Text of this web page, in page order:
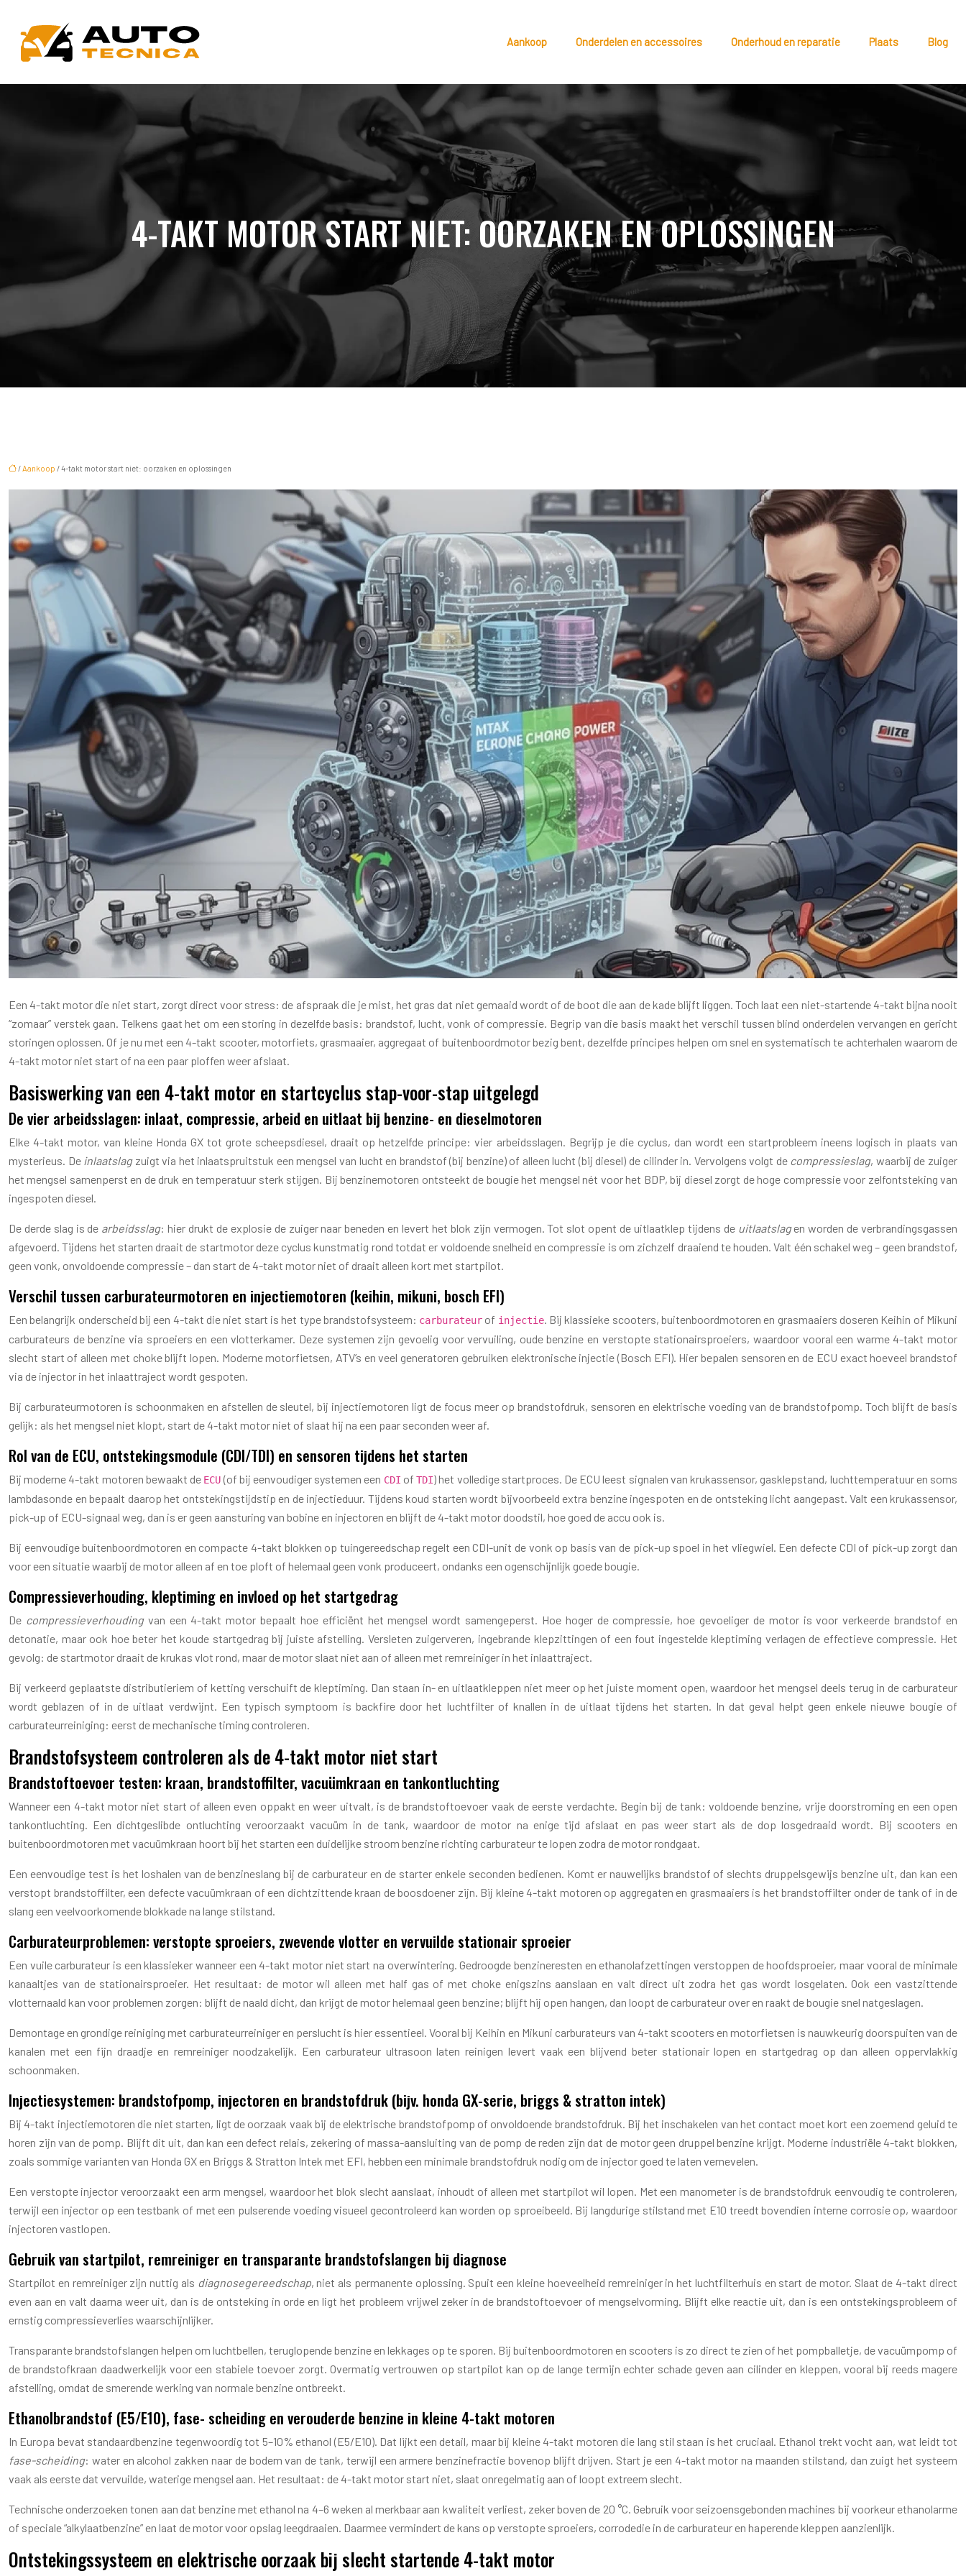
Aankoop Onderdelen en accessoires Onderhoud en reparatie Plaats Blog
4-TAKT MOTOR START NIET: OORZAKEN EN OPLOSSINGEN
/Aankoop / 4-takt motor start niet: oorzaken en oplossingen
Een 4-takt motor die niet start, zorgt direct voor stress: de afspraak die je mist, het gras dat niet gemaaid wordt of de boot die aan de kade blijft liggen. Toch laat een niet-startende 4-takt bijna nooit
“zomaar” verstek gaan. Telkens gaat het om een storing in dezelfde basis: brandstof, lucht, vonk of compressie. Begrip van die basis maakt het verschil tussen blind onderdelen vervangen en gericht
storingen oplossen. Of je nu met een 4-takt scooter, motorfiets, grasmaaier, aggregaat of buitenboordmotor bezig bent, dezelfde principes helpen om snel en systematisch te achterhalen waarom de
4-takt motor niet start of na een paar ploffen weer afslaat.
Basiswerking van een 4-takt motor en startcyclus stap-voor-stap uitgelegd
De vier arbeidsslagen: inlaat, compressie, arbeid en uitlaat bij benzine- en dieselmotoren
Elke 4-takt motor, van kleine Honda GX tot grote scheepsdiesel, draait op hetzelfde principe: vier arbeidsslagen. Begrijp je die cyclus, dan wordt een startprobleem ineens logisch in plaats van
mysterieus. De inlaatslagzuigt via het inlaatspruitstuk een mengsel van lucht en brandstof (bij benzine) of alleen lucht (bij diesel) de cilinder in. Vervolgens volgt de compressieslag, waarbij de zuiger
het mengsel samenperst en de druk en temperatuur sterk stijgen. Bij benzinemotoren ontsteekt de bougie het mengsel nét voor het BDP, bij diesel zorgt de hoge compressie voor zelfontsteking van
ingespoten diesel.
De derde slag is de arbeidsslag: hier drukt de explosie de zuiger naar beneden en levert het blok zijn vermogen. Tot slot opent de uitlaatklep tijdens de uitlaatslagen worden de verbrandingsgassen
afgevoerd. Tijdens het starten draait de startmotor deze cyclus kunstmatig rond totdat er voldoende snelheid en compressie is om zichzelf draaiend te houden. Valt één schakel weg – geen brandstof,
geen vonk, onvoldoende compressie – dan start de 4-takt motor niet of draait alleen kort met startpilot.
Verschil tussen carburateurmotoren en injectiemotoren (keihin, mikuni, bosch EFI)
Een belangrijk onderscheid bij een 4-takt die niet start is het type brandstofsysteem: carburateur of injectie. Bij klassieke scooters, buitenboordmotoren en grasmaaiers doseren Keihin of Mikuni
carburateurs de benzine via sproeiers en een vlotterkamer. Deze systemen zijn gevoelig voor vervuiling, oude benzine en verstopte stationairsproeiers, waardoor vooral een warme 4-takt motor
slecht start of alleen met choke blijft lopen. Moderne motorfietsen, ATV’s en veel generatoren gebruiken elektronische injectie (Bosch EFI). Hier bepalen sensoren en de ECU exact hoeveel brandstof
via de injector in het inlaattraject wordt gespoten.
Bij carburateurmotoren is schoonmaken en afstellen de sleutel, bij injectiemotoren ligt de focus meer op brandstofdruk, sensoren en elektrische voeding van de brandstofpomp. Toch blijft de basis
gelijk: als het mengsel niet klopt, start de 4-takt motor niet of slaat hij na een paar seconden weer af.
Rol van de ECU, ontstekingsmodule (CDI/TDI) en sensoren tijdens het starten
Bij moderne 4-takt motoren bewaakt de ECU (of bij eenvoudiger systemen een CDI ofTDI) het volledige startproces. De ECU leest signalen van krukassensor, gasklepstand, luchttemperatuur en soms
lambdasonde en bepaalt daarop het ontstekingstijdstip en de injectieduur. Tijdens koud starten wordt bijvoorbeeld extra benzine ingespoten en de ontsteking licht aangepast. Valt een krukassensor,
pick-up of ECU-signaal weg, dan is er geen aansturing van bobine en injectoren en blijft de 4-takt motor doodstil, hoe goed de accu ook is.
Bij eenvoudige buitenboordmotoren en compacte 4-takt blokken op tuingereedschap regelt een CDI-unit de vonk op basis van de pick-up spoel in het vliegwiel. Een defecte CDI of pick-up zorgt dan
voor een situatie waarbij de motor alleen af en toe ploft of helemaal geen vonk produceert, ondanks een ogenschijnlijk goede bougie.
Compressieverhouding, kleptiming en invloed op het startgedrag
De compressieverhoudingvan een 4-takt motor bepaalt hoe efficiënt het mengsel wordt samengeperst. Hoe hoger de compressie, hoe gevoeliger de motor is voor verkeerde brandstof en
detonatie, maar ook hoe beter het koude startgedrag bij juiste afstelling. Versleten zuigerveren, ingebrande klepzittingen of een fout ingestelde kleptiming verlagen de effectieve compressie. Het
gevolg: de startmotor draait de krukas vlot rond, maar de motor slaat niet aan of alleen met remreiniger in het inlaattraject.
Bij verkeerd geplaatste distributieriem of ketting verschuift de kleptiming. Dan staan in- en uitlaatkleppen niet meer op het juiste moment open, waardoor het mengsel deels terug in de carburateur
wordt geblazen of in de uitlaat verdwijnt. Een typisch symptoom is backfire door het luchtfilter of knallen in de uitlaat tijdens het starten. In dat geval helpt geen enkele nieuwe bougie of
carburateurreiniging: eerst de mechanische timing controleren.
Brandstofsysteem controleren als de 4-takt motor niet start
Brandstoftoevoer testen: kraan, brandstoffilter, vacuümkraan en tankontluchting
Wanneer een 4-takt motor niet start of alleen even oppakt en weer uitvalt, is de brandstoftoevoer vaak de eerste verdachte. Begin bij de tank: voldoende benzine, vrije doorstroming en een open
tankontluchting. Een dichtgeslibde ontluchting veroorzaakt vacuüm in de tank, waardoor de motor na enige tijd afslaat en pas weer start als de dop losgedraaid wordt. Bij scooters en
buitenboordmotoren met vacuümkraan hoort bij het starten een duidelijke stroom benzine richting carburateur te lopen zodra de motor rondgaat.
Een eenvoudige test is het loshalen van de benzineslang bij de carburateur en de starter enkele seconden bedienen. Komt er nauwelijks brandstof of slechts druppelsgewijs benzine uit, dan kan een
verstopt brandstoffilter, een defecte vacuümkraan of een dichtzittende kraan de boosdoener zijn. Bij kleine 4-takt motoren op aggregaten en grasmaaiers is het brandstoffilter onder de tank of in de
slang een veelvoorkomende blokkade na lange stilstand.
Carburateurproblemen: verstopte sproeiers, zwevende vlotter en vervuilde stationair sproeier
Een vuile carburateur is een klassieker wanneer een 4-takt motor niet start na overwintering. Gedroogde benzineresten en ethanolafzettingen verstoppen de hoofdsproeier, maar vooral de minimale
kanaaltjes van de stationairsproeier. Het resultaat: de motor wil alleen met half gas of met choke enigszins aanslaan en valt direct uit zodra het gas wordt losgelaten. Ook een vastzittende
vlotternaald kan voor problemen zorgen: blijft de naald dicht, dan krijgt de motor helemaal geen benzine; blijft hij open hangen, dan loopt de carburateur over en raakt de bougie snel natgeslagen.
Demontage en grondige reiniging met carburateurreiniger en perslucht is hier essentieel. Vooral bij Keihin en Mikuni carburateurs van 4-takt scooters en motorfietsen is nauwkeurig doorspuiten van de
kanalen met een fijn draadje en remreiniger noodzakelijk. Een carburateur ultrasoon laten reinigen levert vaak een blijvend beter stationair lopen en startgedrag op dan alleen oppervlakkig
schoonmaken.
Injectiesystemen: brandstofpomp, injectoren en brandstofdruk (bijv. honda GX-serie, briggs & stratton intek)
Bij 4-takt injectiemotoren die niet starten, ligt de oorzaak vaak bij de elektrische brandstofpomp of onvoldoende brandstofdruk. Bij het inschakelen van het contact moet kort een zoemend geluid te
horen zijn van de pomp. Blijft dit uit, dan kan een defect relais, zekering of massa-aansluiting van de pomp de reden zijn dat de motor geen druppel benzine krijgt. Moderne industriële 4-takt blokken,
zoals sommige varianten van Honda GX en Briggs & Stratton Intek met EFI, hebben een minimale brandstofdruk nodig om de injector goed te laten vernevelen.
Een verstopte injector veroorzaakt een arm mengsel, waardoor het blok slecht aanslaat, inhoudt of alleen met startpilot wil lopen. Met een manometer is de brandstofdruk eenvoudig te controleren,
terwijl een injector op een testbank of met een pulserende voeding visueel gecontroleerd kan worden op sproeibeeld. Bij langdurige stilstand met E10 treedt bovendien interne corrosie op, waardoor
injectoren vastlopen.
Gebruik van startpilot, remreiniger en transparante brandstofslangen bij diagnose
Startpilot en remreiniger zijn nuttig als diagnosegereedschap, niet als permanente oplossing. Spuit een kleine hoeveelheid remreiniger in het luchtfilterhuis en start de motor. Slaat de 4-takt direct
even aan en valt daarna weer uit, dan is de ontsteking in orde en ligt het probleem vrijwel zeker in de brandstoftoevoer of mengselvorming. Blijft elke reactie uit, dan is een ontstekingsprobleem of
ernstig compressieverlies waarschijnlijker.
Transparante brandstofslangen helpen om luchtbellen, teruglopende benzine en lekkages op te sporen. Bij buitenboordmotoren en scooters is zo direct te zien of het pompballetje, de vacuümpomp of
de brandstofkraan daadwerkelijk voor een stabiele toevoer zorgt. Overmatig vertrouwen op startpilot kan op de lange termijn echter schade geven aan cilinder en kleppen, vooral bij reeds magere
afstelling, omdat de smerende werking van normale benzine ontbreekt.
Ethanolbrandstof (E5/E10), fase- scheiding en verouderde benzine in kleine 4-takt motoren
In Europa bevat standaardbenzine tegenwoordig tot 5–10% ethanol (E5/E10). Dat lijkt een detail, maar bij kleine 4-takt motoren die lang stil staan is het cruciaal. Ethanol trekt vocht aan, wat leidt tot
fase-scheiding: water en alcohol zakken naar de bodem van de tank, terwijl een armere benzinefractie bovenop blijft drijven. Start je een 4-takt motor na maanden stilstand, dan zuigt het systeem
vaak als eerste dat vervuilde, waterige mengsel aan. Het resultaat: de 4-takt motor start niet, slaat onregelmatig aan of loopt extreem slecht.
Technische onderzoeken tonen aan dat benzine met ethanol na 4–6 weken al merkbaar aan kwaliteit verliest, zeker boven de 20 °C. Gebruik voor seizoensgebonden machines bij voorkeur ethanolarme
of speciale “alkylaatbenzine” en laat de motor voor opslag leegdraaien. Daarmee vermindert de kans op verstopte sproeiers, corrodedie in de carburateur en haperende kleppen aanzienlijk.
Ontstekingssysteem en elektrische oorzaak bij slecht startende 4-takt motor